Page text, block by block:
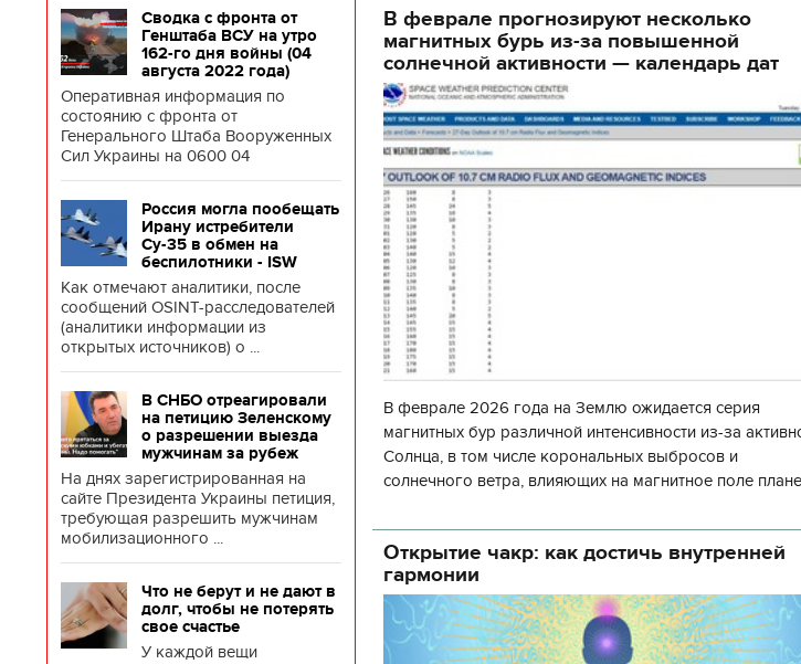
Сводка с фронта от
Генштаба ВСУ на утро
162-го дня войны (04
августа 2022 года)
Оперативная информация по
состоянию с фронта от
Генерального Штаба Вооруженных
Сил Украины на 0600 04
Россия могла пообещать
Ирану истребители
Су-35 в обмен на
беспилотники - ISW
Как отмечают аналитики, после
сообщений OSINT-расследователей
(аналитики информации из
открытых источников) о ...
В СНБО отреагировали
на петицию Зеленскому
о разрешении выезда
мужчинам за рубеж
На днях зарегистрированная на
сайте Президента Украины петиция,
требующая разрешить мужчинам
мобилизационного ...
Что не берут и не дают в
долг, чтобы не потерять
свое счастье
У каждой вещи
В феврале прогнозируют несколько
магнитных бурь из-за повышенной
солнечной активности — календарь дат
В феврале 2026 года на Землю ожидается серия
магнитных бур различной интенсивности из-за
Солнца, в том числе корональных выбросов и
солнечного ветра, влияющих на магнитное поле
об
Открытие чакр: как достичь внутренней
гармонии